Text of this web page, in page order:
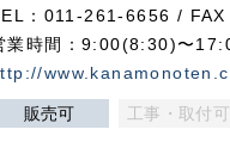
：011-261-6656 /
業時間：9:00(8:30)〜
販売可 工事・取付可